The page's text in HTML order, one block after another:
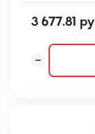
3 677.81